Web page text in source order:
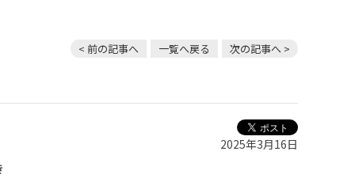
< 前の記事へ 一覧へ戻る 次の記事へ >
2025年3月16日